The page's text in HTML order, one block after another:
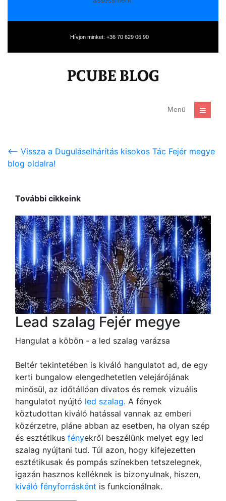
<-- Vissza a Duguláselhárítás kisokos Tác Fejér megye
blog oldalra!
További cikkeink
Lead szalag Fejér megye
Hangulat a köbön - a led szalag varázsa
Beltér tekintetében is kiváló hangulatot ad, de egy
kerti bungalow elengedhetetlen velejárójának
minősül, az időtállóan divatos és remek vizuális
hangulatot nyújtó led szalag. A fények
köztudottan kiváló hatással vannak az emberi
közérzetre, pláne abban az esetben, ha olyan szép
és esztétikus fényekről beszélünk melyet egy led
szalag nyújtani tud. Túl azon, hogy kifejezetten
esztétikusak és pompás színekben tetszelegnek,
igazán hasznos kelléknek is bizonyulnak, hiszen,
kiváló fényforrásként is funkcionálnak.